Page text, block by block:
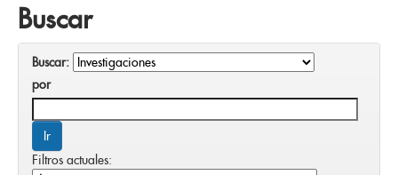
Buscar
Buscar:
por
Filtros actuales: